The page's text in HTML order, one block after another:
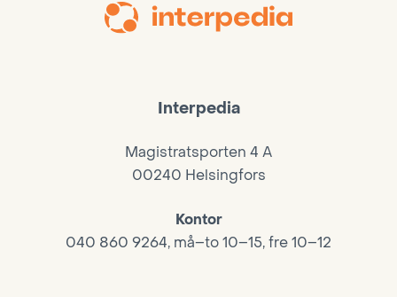
Interpedia
Magistratsporten 4 A
00240 Helsingfors
Kontor
040 860 9264, må–to 10–15, fre 10–12